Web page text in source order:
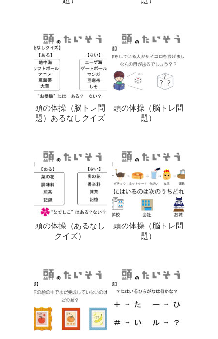
頭の体操（脳トレ問
題）あるなしクイズ
頭の体操（脳トレ問
題）
頭の体操（あるなし
クイズ）
頭の体操（脳トレ問
題）